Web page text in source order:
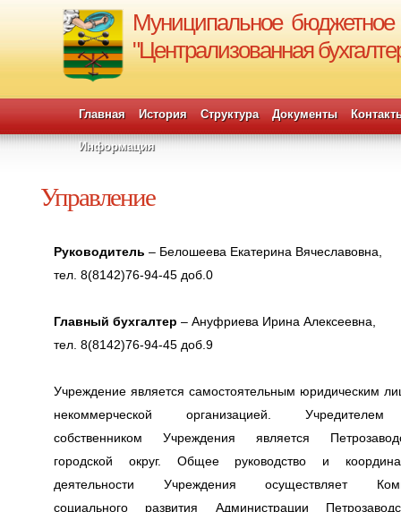
Муниципальное бюджетное
"Централизованная
Главная История Структура Документы
Информация
Управление
Руководитель – Белошеева Екатерина Вячеславовна,
тел. 8(8142)76-94-45 доб.0
Главный бухгалтер – Ануфриева Ирина Алексеевна,
тел. 8(8142)76-94-45 доб.9
Учреждение является самостоятельным юридическим
некоммерческой организацией.
собственником Учреждения является
городской округ. Общее руководство и
деятельности Учреждения осуществляет
социального развития Администрации